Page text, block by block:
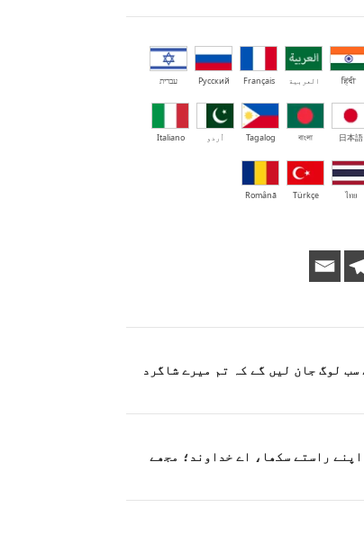
हिंदी العربية Français
Русский עברית
日本語
বাংলা
Tagalog اُردو Italiano
ไทย
Türkçe
Română
لوگ جان لیں گے کہ تم میرے شاگرد
راستے سکھا، اے خداوند؛ مجھے